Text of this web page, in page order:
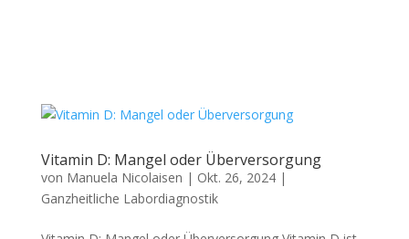
Vitamin D: Mangel oder Überversorgung
von Manuela Nicolaisen | Okt. 26, 2024|
Ganzheitliche Labordiagnostik